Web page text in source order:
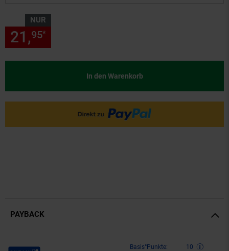
NUR
21,95*
In den Warenkorb
PAYBACK
Payback Punkte Basis°Punkte:
10